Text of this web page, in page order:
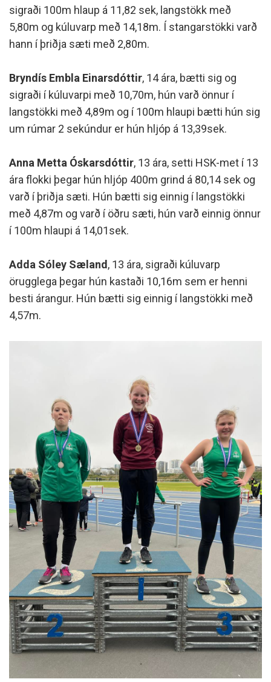
sigraði 100m hlaup á 11,82 sek, langstökk með
5,80m og kúluvarp með 14,18m. Í stangarstökki varð
hann í þriðja sæti með 2,80m.
Bryndís Embla Einarsdóttir, 14 ára, bætti sig og
sigraði í kúluvarpi með 10,70m, hún varð önnur í
langstökki með 4,89m og í 100m hlaupi bætti hún sig
um rúmar 2 sekúndur er hún hljóp á 13,39sek.
Anna Metta Óskarsdóttir, 13 ára, setti HSK-met í 13
ára flokki þegar hún hljóp 400m grind á 80,14 sek og
varð í þriðja sæti. Hún bætti sig einnig í langstökki
með 4,87m og varð í öðru sæti, hún varð einnig önnur
í 100m hlaupi á 14,01sek.
Adda Sóley Sæland , 13 ára, sigraði kúluvarp
örugglega þegar hún kastaði 10,16m sem er henni
besti árangur. Hún bætti sig einnig í langstökki með
4,57m.